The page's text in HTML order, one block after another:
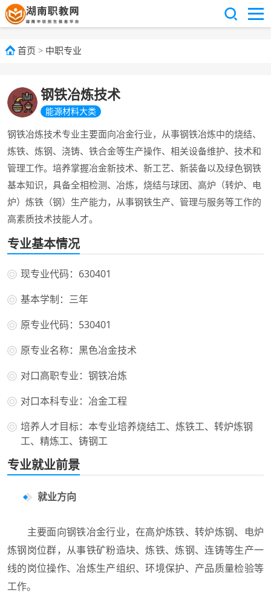
首页 > 中职专业
钢铁冶炼技术
能源材料大类
钢铁冶炼技术专业主要面向冶金行业，从事钢铁冶炼中的烧结、
炼铁、炼钢、浇铸、铁合金等生产操作、相关设备维护、技术和
管理工作。培养掌握冶金新技术、新工艺、新装备以及绿色钢铁
基本知识，具备全相检测、冶炼，烧结与球团、高炉（转炉、电
炉）炼铁（钢）生产能力，从事钢铁生产、管理与服务等工作的
高素质技术技能人才。
专业基本情况
现专业代码：630401
基本学制：三年
原专业代码：530401
原专业名称：黑色冶金技术
对口高职专业：钢铁冶炼
对口本科专业：冶金工程
培养人才目标：本专业培养烧结工、炼铁工、转炉炼钢
工、精炼工、铸钢工
专业就业前景
就业方向
主要面向钢铁冶金行业，在高炉炼铁、转炉炼钢、电炉
炼钢岗位群，从事铁矿粉造块、炼铁、炼钢、连铸等生产一
线的岗位操作、冶炼生产组织、环境保护、产品质量检验等
工作。